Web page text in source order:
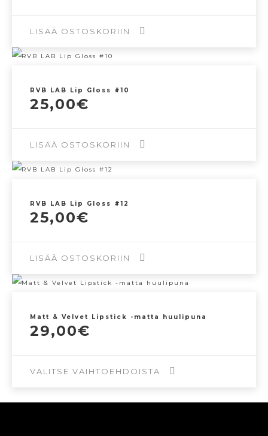
LISÄÄ OSTOSKORIIN
RVB LAB Lip Gloss #10
25,00€
LISÄÄ OSTOSKORIIN
RVB LAB Lip Gloss #12
25,00€
LISÄÄ OSTOSKORIIN
Matt & Velvet Lipstick -matta huulipuna
29,00€
VALITSE VAIHTOEHDOISTA